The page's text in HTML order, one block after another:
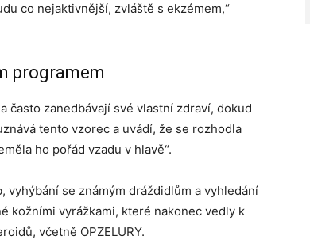
co nejaktivnější, zvláště s ekzémem,“
programem
často zanedbávají své vlastní zdraví, dokud
tento vzorec a uvádí, že se rozhodla
ho pořád vzadu v hlavě“.
se známým dráždidlům a vyhledání
kožními vyrážkami, které nakonec vedly k
včetně OPZELURY.